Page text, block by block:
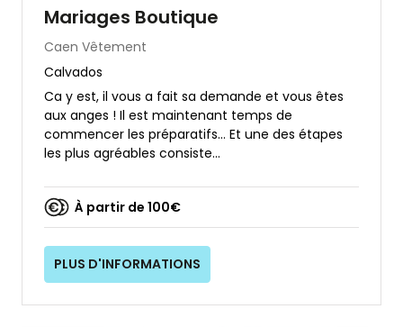
Mariages Boutique
Caen Vêtement
Calvados
Ca y est, il vous a fait sa demande et vous êtes
aux anges ! Il est maintenant temps de
commencer les préparatifs… Et une des étapes
les plus agréables consiste...
À partir de 100€
PLUS D'INFORMATIONS